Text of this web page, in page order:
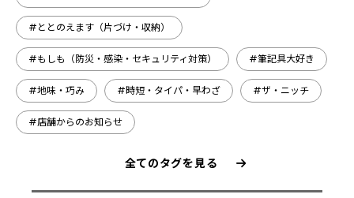
#ととのえます（片づけ・収納）
#もしも（防災・感染・セキュリティ対策） #筆記具大好き
#地味・巧み #時短・タイパ・早わざ #ザ・ニッチ
#店舗からのお知らせ
全てのタグを見る